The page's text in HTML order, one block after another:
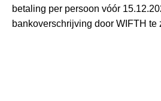
betaling per persoon vóór
bankoverschrijving door WIFTH te